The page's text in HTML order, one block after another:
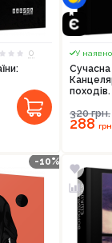
0
У
Сучасна
320грн.
288грн.
-10%